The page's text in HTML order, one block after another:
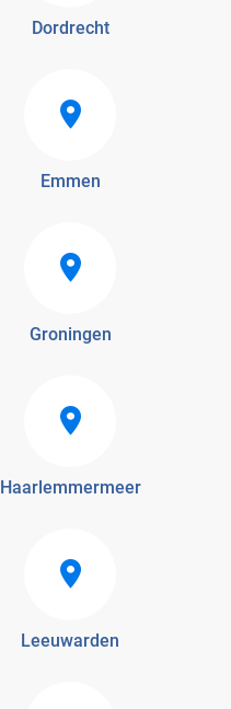
Dordrecht
Emmen
Groningen
Haarlemmermeer
Leeuwarden